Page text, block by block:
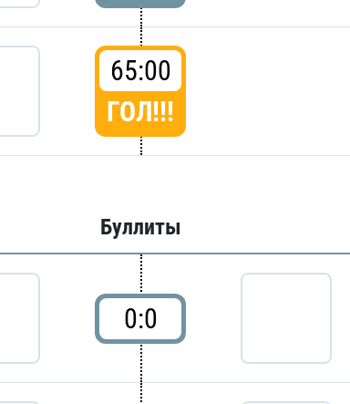
65:00
ГОЛ!!!
Буллиты
0:0